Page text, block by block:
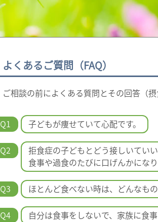
よくあるご質問（FAQ）
ご相談の前によくある質問とその回答（
Q1 子どもが痩せていて心配です。
Q2
拒食症の子どもとどう接しいてい
食事や過食のたびに口げんかになり
Q3 ほとんど食べない時は、どんなも
Q4 自分は食事をしないで、家族に食